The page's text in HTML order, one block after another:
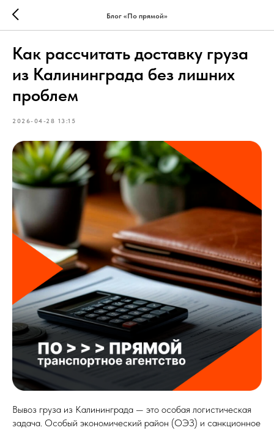
Блог «По прямой»
Как рассчитать доставку груза
из Калининграда без лишних
проблем
2026-04-28 13:15
Вывоз груза из Калининграда — это особая логистическая
задача. Особый экономический район (ОЭЗ) и санкционное